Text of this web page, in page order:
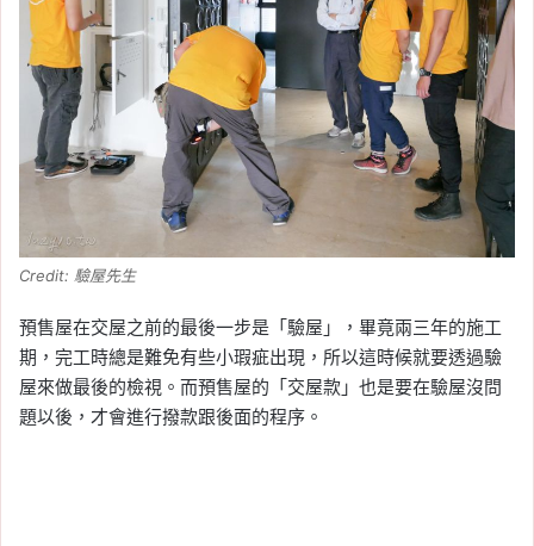
Credit: 驗屋先生
預售屋在交屋之前的最後一步是「驗屋」，畢竟兩三年的施工
期，完工時總是難免有些小瑕疵出現，所以這時候就要透過驗
屋來做最後的檢視。而預售屋的「交屋款」也是要在驗屋沒問
題以後，才會進行撥款跟後面的程序。